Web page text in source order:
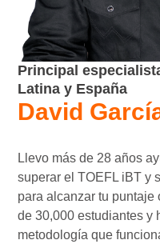
Principal
Latina y España
David
Llevo más de 28 años
superar el TOEFL iBT y
para alcanzar tu
de 30,000 estudiantes y
metodología que